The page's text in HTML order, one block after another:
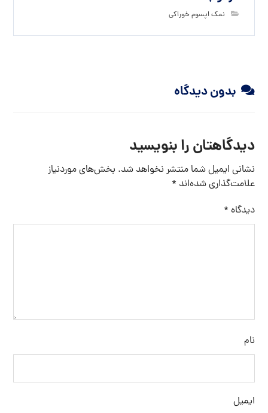
نمک اپسوم خوراکی
بدون دیدگاه
دیدگاهتان را بنویسید
نشانی ایمیل شما منتشر نخواهد شد. بخش‌های موردنیاز
علامت‌گذاری شده‌اند *
دیدگاه *
نام
ایمیل